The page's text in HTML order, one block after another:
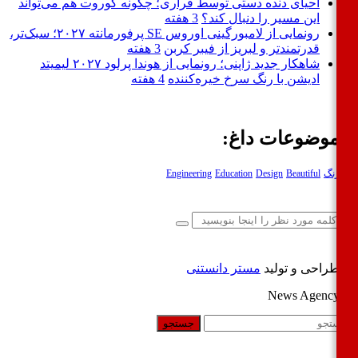
این مسیر را دنبال کند؟ 3 هفته
رونمایی از لامبورگینی اوروس SE پرفورمانته ۲۰۲۷؛ سبک‌تر،
قدرتمندتر و لبریز از فیبر کربن 3 هفته
شاهکار جدید ژاپنی؛ رونمایی از هوندا پرلود ۲۰۲۷ لیمیتد
ادیشن با رنگ سرخ خیره‌کننده 4 هفته
داغ:
Engineering Education Design Beautiful
و تولیدمستر دانستنی
News
جستجو